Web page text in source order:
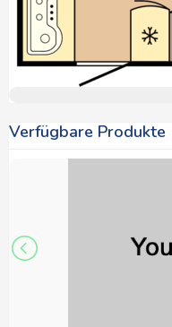
Verfügbare Produkte